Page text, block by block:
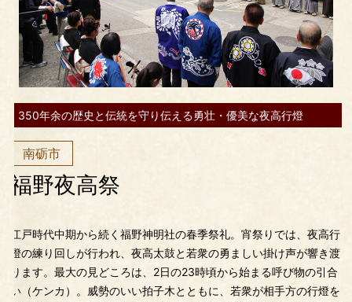
350年余の歴史と伝統を守り伝える勇壮・優美な夜高行燈
南砺市
福野夜高祭
江戸時代中期から続く福野神明社の春季祭礼。宵祭りでは、夜高行
燈の練り回しが行われ、夜高太鼓と若衆の勇ましい掛け声が響き渡
ります。最大の見どころは、2日の23時頃から始まる呼び物の引合
い（ケンカ）。威勢のいい拍子木とともに、若衆が相手方の行燈を